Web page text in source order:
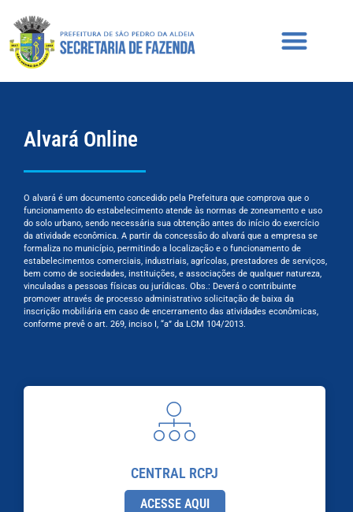
Alvará Online
O alvará é um documento concedido pela Prefeitura que comprova que o
funcionamento do estabelecimento atende às normas de zoneamento e uso
do solo urbano, sendo necessária sua obtenção antes do início do exercício
da atividade econômica. A partir da concessão do alvará que a empresa se
formaliza no município, permitindo a localização e o funcionamento de
estabelecimentos comerciais, industriais, agrícolas, prestadores de serviços,
bem como de sociedades, instituições, e associações de qualquer natureza,
vinculadas a pessoas físicas ou jurídicas. Obs.: Deverá o contribuinte
promover através de processo administrativo solicitação de baixa da
inscrição mobiliária em caso de encerramento das atividades econômicas,
conforme prevê o art. 269, inciso I, “a” da LCM 104/2013.
CENTRAL RCPJ
ACESSE AQUI